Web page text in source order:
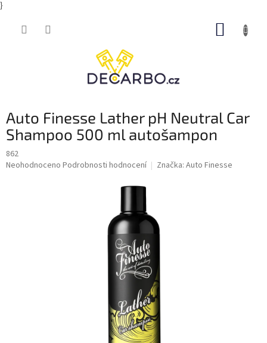
}
Auto Finesse Lather pH Neutral Car
Shampoo 500 ml autošampon
862
Průměrné
Neohodnoceno Podrobnosti hodnocení Značka: Auto Finesse